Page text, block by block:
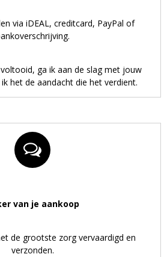
via iDEAL, creditcard, PayPal of
ga ik aan de slag met jouw
het de aandacht die het verdient.
van je aankoop
de grootste zorg vervaardigd en
verzonden.